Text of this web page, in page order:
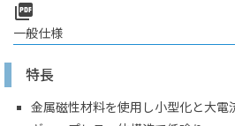
picture_as_pdf
一般仕様
特長
金属磁性材料を使用し小型化と大電